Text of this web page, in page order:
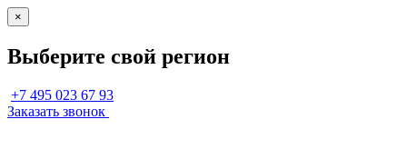
×
Выберите свой регион
+7 495 023 67 93
Заказать звонок